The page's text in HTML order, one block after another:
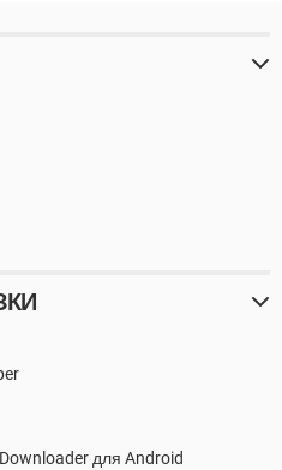
для Android